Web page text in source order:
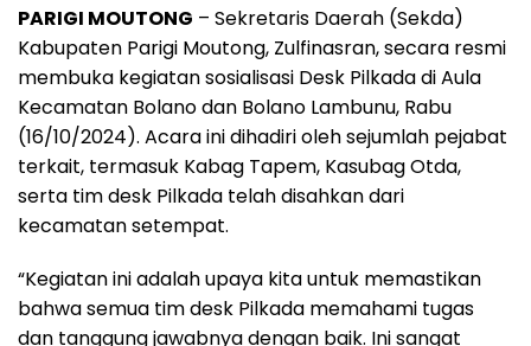
PARIGI MOUTONG – Sekretaris Daerah (Sekda)
Kabupaten Parigi Moutong, Zulfinasran, secara resmi
membuka kegiatan sosialisasi Desk Pilkada di Aula
Kecamatan Bolano dan Bolano Lambunu, Rabu
(16/10/2024). Acara ini dihadiri oleh sejumlah pejabat
terkait, termasuk Kabag Tapem, Kasubag Otda,
serta tim desk Pilkada telah disahkan dari
kecamatan setempat.
“Kegiatan ini adalah upaya kita untuk memastikan
bahwa semua tim desk Pilkada memahami tugas
dan tanggung jawabnya dengan baik. Ini sangat